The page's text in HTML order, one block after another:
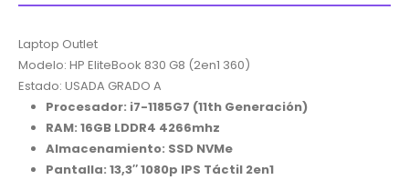
Laptop Outlet
Modelo: HP EliteBook 830 G8 (2en1 360)
Estado: USADA GRADO A
Procesador: i7-1185G7 (11th Generación)
RAM: 16GB LDDR4 4266mhz
Almacenamiento: SSD NVMe
Pantalla: 13,3″ 1080p IPS Táctil 2en1